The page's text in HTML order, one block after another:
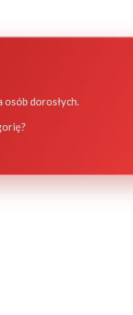
dorosłych.